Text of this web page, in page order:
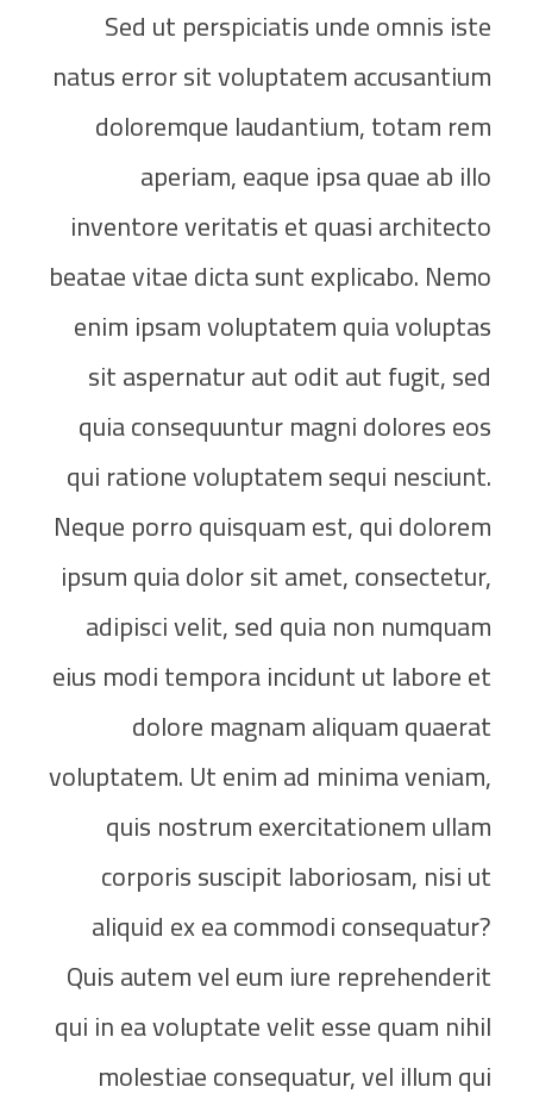
Sed ut perspiciatis unde omnis iste
natus error sit voluptatem accusantium
doloremque laudantium, totam rem
aperiam, eaque ipsa quae ab illo
inventore veritatis et quasi architecto
beatae vitae dicta sunt explicabo. Nemo
enim ipsam voluptatem quia voluptas
sit aspernatur aut odit aut fugit, sed
quia consequuntur magni dolores eos
qui ratione voluptatem sequi nesciunt.
Neque porro quisquam est, qui dolorem
ipsum quia dolor sit amet, consectetur,
adipisci velit, sed quia non numquam
eius modi tempora incidunt ut labore et
dolore magnam aliquam quaerat
voluptatem. Ut enim ad minima veniam,
quis nostrum exercitationem ullam
corporis suscipit laboriosam, nisi ut
aliquid ex ea commodi consequatur?
Quis autem vel eum iure reprehenderit
qui in ea voluptate velit esse quam nihil
molestiae consequatur, vel illum qui